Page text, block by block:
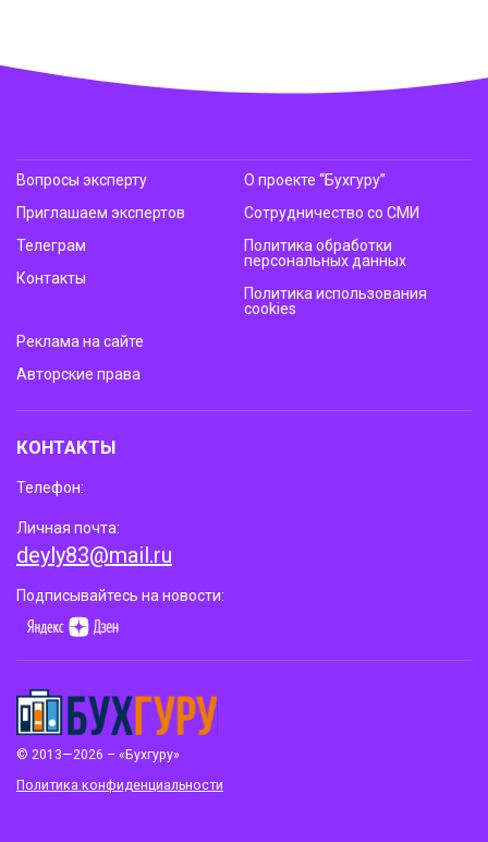
© 2013—2026 – «Бухгуру»
Политика конфиденциальности
Вопросы эксперту
Приглашаем экспертов
Телеграм
Контакты
О проекте “Бухгуру”
Сотрудничество со СМИ
Политика обработки
персональных данных
Политика использования
cookies
Реклама на сайте
Авторские права
КОНТАКТЫ
Телефон:
Личная почта:
deyly83@mail.ru
Подписывайтесь на новости: